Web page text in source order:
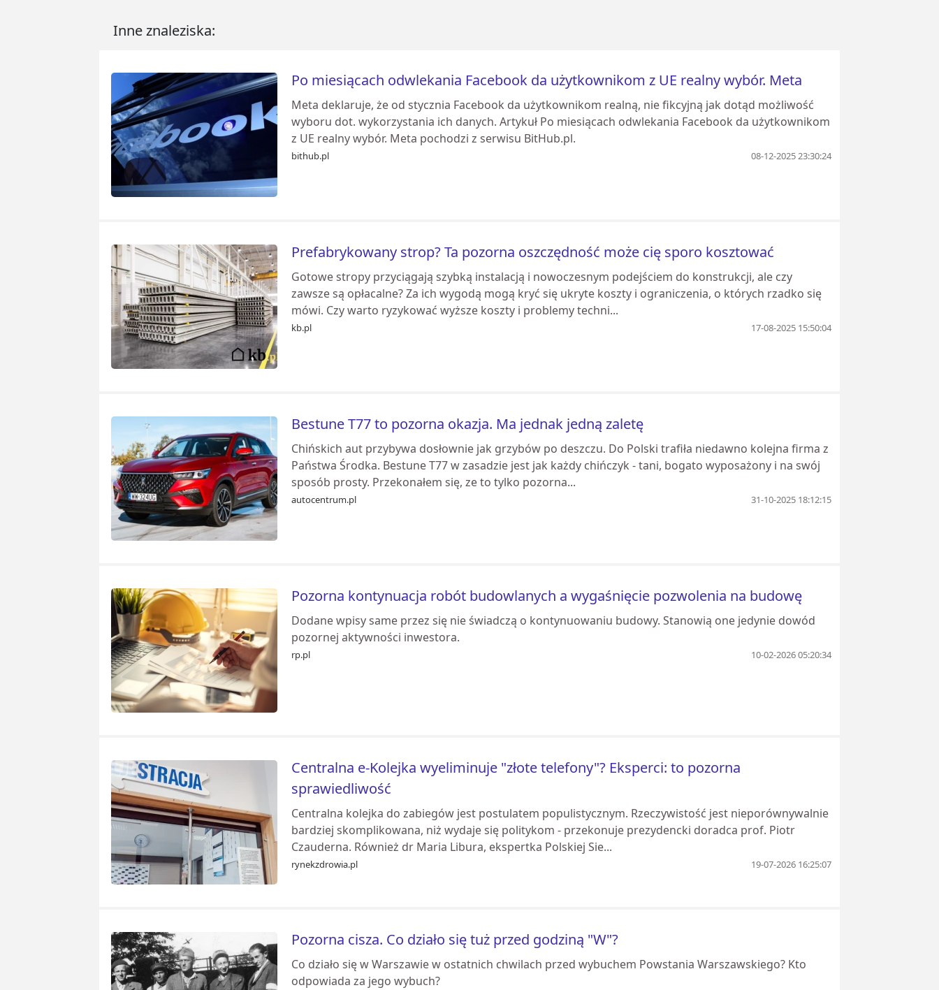
Inne znaleziska:
Po miesiącach odwlekania Facebook da użytkownikom z UE realny wybór. Meta
Meta deklaruje, że od stycznia Facebook da użytkownikom realną, nie fikcyjną jak dotąd możliwość
wyboru dot. wykorzystania ich danych. Artykuł Po miesiącach odwlekania Facebook da użytkownikom
z UE realny wybór. Meta pochodzi z serwisu BitHub.pl.
bithub.pl 08-12-2025 23:30:24
Prefabrykowany strop? Ta pozorna oszczędność może cię sporo kosztować
Gotowe stropy przyciągają szybką instalacją i nowoczesnym podejściem do konstrukcji, ale czy
zawsze są opłacalne? Za ich wygodą mogą kryć się ukryte koszty i ograniczenia, o których rzadko się
mówi. Czy warto ryzykować wyższe koszty i problemy techni...
kb.pl 17-08-2025 15:50:04
Bestune T77 to pozorna okazja. Ma jednak jedną zaletę
Chińskich aut przybywa dosłownie jak grzybów po deszczu. Do Polski trafiła niedawno kolejna firma z
Państwa Środka. Bestune T77 w zasadzie jest jak każdy chińczyk - tani, bogato wyposażony i na swój
sposób prosty. Przekonałem się, ze to tylko pozorna...
autocentrum.pl 31-10-2025 18:12:15
Pozorna kontynuacja robót budowlanych a wygaśnięcie pozwolenia na budowę
Dodane wpisy same przez się nie świadczą o kontynuowaniu budowy. Stanowią one jedynie dowód
pozornej aktywności inwestora.
rp.pl 10-02-2026 05:20:34
Centralna e-Kolejka wyeliminuje "złote telefony"? Eksperci: to pozorna
sprawiedliwość
Centralna kolejka do zabiegów jest postulatem populistycznym. Rzeczywistość jest nieporównywalnie
bardziej skomplikowana, niż wydaje się politykom - przekonuje prezydencki doradca prof. Piotr
Czauderna. Również dr Maria Libura, ekspertka Polskiej Sie...
rynekzdrowia.pl 19-07-2026 16:25:07
Pozorna cisza. Co działo się tuż przed godziną "W"?
Co działo się w Warszawie w ostatnich chwilach przed wybuchem Powstania Warszawskiego? Kto
odpowiada za jego wybuch?